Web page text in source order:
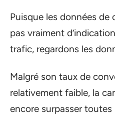
Puisque les données
pas vraiment
trafic, regardons les
Malgré son taux de
relativement faible, la
encore surpasser toutes